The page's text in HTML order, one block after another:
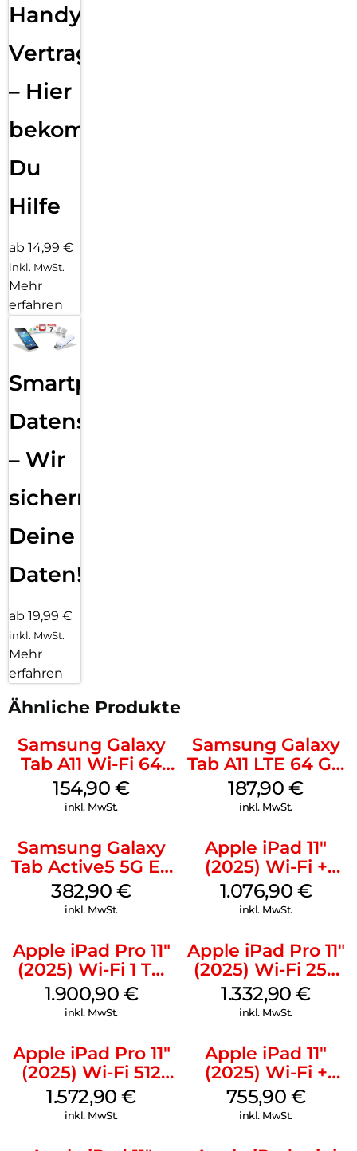
Handy
Vertragsabwicklung
– Hier
bekommst
Du
Hilfe
ab 14,99 €
inkl. MwSt.
Mehr
erfahren
Smartphone
Datensicherung
– Wir
sichern
Deine
Daten!
ab 19,99 €
inkl. MwSt.
Mehr
erfahren
Ähnliche Produkte
Samsung Galaxy
Tab A11 Wi-Fi 64
GB Gray
154,90€
inkl. MwSt.
Samsung Galaxy
Tab A11 LTE 64 GB
Gray
187,90€
inkl. MwSt.
Samsung Galaxy
Tab Active5 5G EE
128 GB Black
382,90€
inkl. MwSt.
Apple iPad 11″
(2025) Wi-Fi +
Cellular 512 GB
Pink
1.076,90 €
inkl. MwSt.
Apple iPad Pro 11″
(2025) Wi-Fi 1 TB
Standardglas
Silber
1.900,90 €
inkl. MwSt.
Apple iPad Pro 11″
(2025) Wi-Fi 256
GB Standardglas
Silber
1.332,90€
inkl. MwSt.
Apple iPad Pro 11″
(2025) Wi-Fi 512
GB Standardglas
Space Schwarz
1.572,90€
inkl. MwSt.
Apple iPad 11″
(2025) Wi-Fi +
Cellular 256 GB
Pink
755,90 €
inkl. MwSt.